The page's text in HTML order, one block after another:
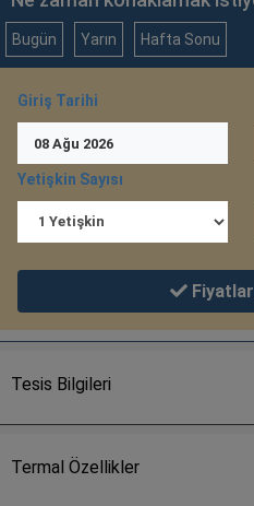
Bugün Yarın Hafta Sonu
Giriş Tarihi
08 Ağu 2026
Yetişkin Sayısı
Tesis Bilgileri
Termal Özellikler